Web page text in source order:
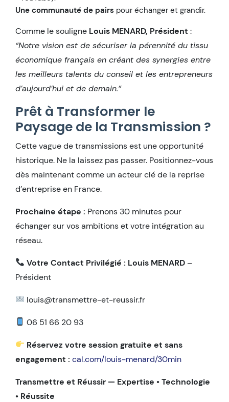
Une communauté de pairs pour échanger et grandir.
Comme le souligne Louis MENARD, Président :
“Notre vision est de sécuriser la pérennité du tissu
économique français en créant des synergies entre
les meilleurs talents du conseil et les entrepreneurs
d’aujourd’hui et de demain.”
Prêt à Transformer le
Paysage de la Transmission ?
Cette vague de transmissions est une opportunité
historique. Ne la laissez pas passer. Positionnez-vous
dès maintenant comme un acteur clé de la reprise
d’entreprise en France.
Prochaine étape : Prenons 30 minutes pour
échanger sur vos ambitions et votre intégration au
réseau.
Votre Contact Privilégié : Louis MENARD –
Président
louis@transmettre-et-reussir.fr
06 51 66 20 93
Réservez votre session gratuite et sans
engagement : cal.com/louis-menard/30min
Transmettre et Réussir — Expertise • Technologie
• Réussite